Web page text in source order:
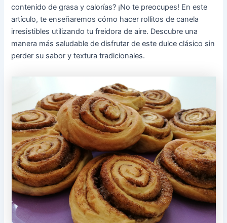
contenido de grasa y calorías? ¡No te preocupes! En este
artículo, te enseñaremos cómo hacer rollitos de canela
irresistibles utilizando tu freidora de aire. Descubre una
manera más saludable de disfrutar de este dulce clásico sin
perder su sabor y textura tradicionales.